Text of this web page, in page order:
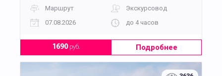
Маршрут
Экскурсовод
07.08.2026
до 4 часов
1690руб. Подробнее